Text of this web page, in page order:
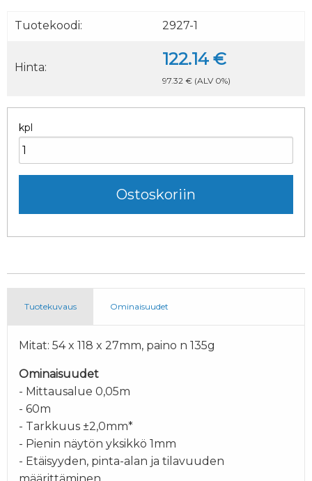
Tuotekoodi: 2927-1
Hinta: 122.14 €
97.32 € (ALV 0%)
kpl
Tuotekuvaus Ominaisuudet
Mitat: 54 x 118 x 27mm, paino n 135g
Ominaisuudet
- Mittausalue 0,05m
- 60m
- Tarkkuus ±2,0mm*
- Pienin näytön yksikkö 1mm
- Etäisyyden, pinta-alan ja tilavuuden